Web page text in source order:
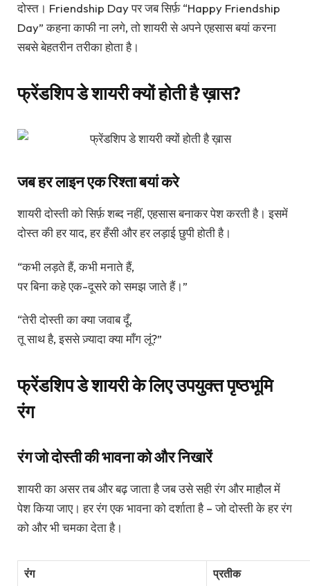
दोस्त। Friendship Day पर जब सिर्फ़ “Happy Friendship
Day” कहना काफी ना लगे, तो शायरी से अपने एहसास बयां करना
सबसे बेहतरीन तरीका होता है।
फ्रेंडशिप डे शायरी क्यों होती है ख़ास?
जब हर लाइन एक रिश्ता बयां करे
शायरी दोस्ती को सिर्फ़ शब्द नहीं, एहसास बनाकर पेश करती है। इसमें
दोस्त की हर याद, हर हँसी और हर लड़ाई छुपी होती है।
“कभी लड़ते हैं, कभी मनाते हैं,
पर बिना कहे एक-दूसरे को समझ जाते हैं।”
“तेरी दोस्ती का क्या जवाब दूँ,
तू साथ है, इससे ज़्यादा क्या माँग लूं?”
फ्रेंडशिप डे शायरी के लिए उपयुक्त पृष्ठभूमि
रंग
रंग जो दोस्ती की भावना को और निखारें
शायरी का असर तब और बढ़ जाता है जब उसे सही रंग और माहौल में
पेश किया जाए। हर रंग एक भावना को दर्शाता है – जो दोस्ती के हर रंग
को और भी चमका देता है।
रंग प्रतीक